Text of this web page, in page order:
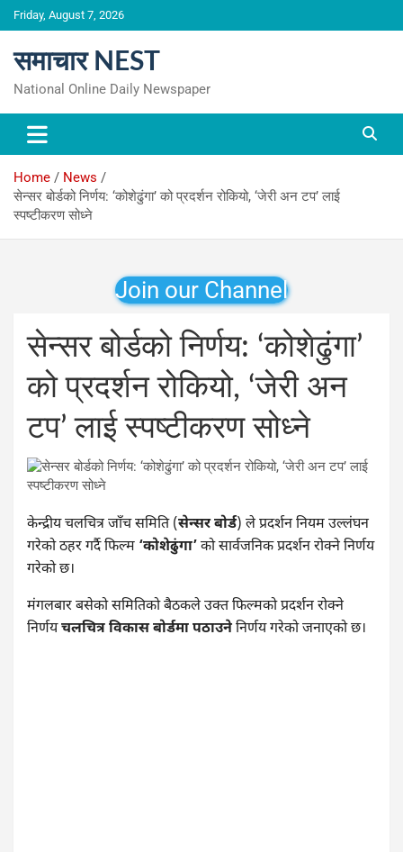
Skip
to
Friday, August 7, 2026
समाचार NEST
National Online Daily Newspaper
Home
News
सेन्सर बोर्डको निर्णय: ‘कोशेढुंगा’ को प्रदर्शन रोकियो, ‘जेरी अन टप’ लाई
स्पष्टीकरण सोध्ने
Join our Channel
सेन्सर बोर्डको निर्णय: ‘कोशेढुंगा’
को प्रदर्शन रोकियो, ‘जेरी अन
टप’ लाई स्पष्टीकरण सोध्ने
केन्द्रीय चलचित्र जाँच समिति (सेन्सर बोर्ड) ले प्रदर्शन नियम उल्लंघन
गरेको ठहर गर्दै फिल्म ‘कोशेढुंगा’ को सार्वजनिक प्रदर्शन रोक्ने निर्णय
गरेको छ।
मंगलबार बसेको समितिको बैठकले उक्त फिल्मको प्रदर्शन रोक्ने
निर्णयचलचित्र विकास बोर्डमा पठाउनेनिर्णय गरेको जनाएको छ।